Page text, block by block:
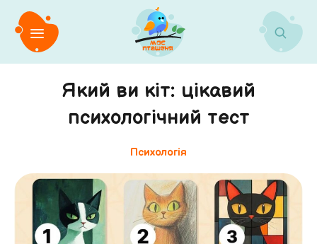
Який ви кіт: цікавий
психологічний тест
Психологія